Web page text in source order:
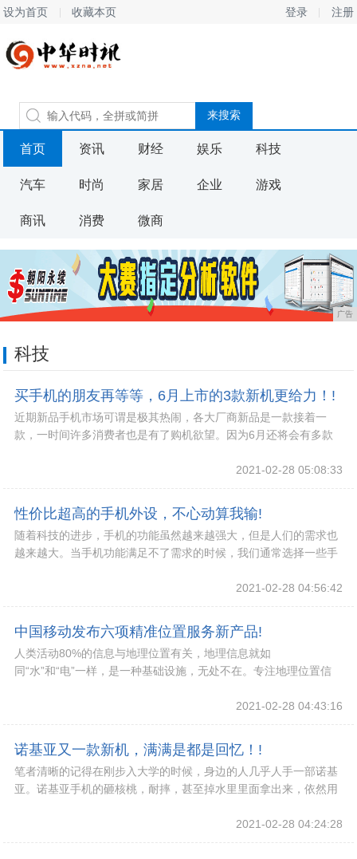
设为首页 收藏本页 登录 注册
首页 资讯 财经 娱乐 科技
汽车 时尚 家居 企业 游戏
商讯 消费 微商
广告
科技
买手机的朋友再等等，6月上市的3款新机更给力！!
近期新品手机市场可谓是极其热闹，各大厂商新品是一款接着一
款，一时间许多消费者也是有了购机欲望。因为6月还将会有多款
2021-02-28 05:08:33
性价比超高的手机外设，不心动算我输!
随着科技的进步，手机的功能虽然越来越强大，但是人们的需求也
越来越大。当手机功能满足不了需求的时候，我们通常选择一些手
2021-02-28 04:56:42
中国移动发布六项精准位置服务新产品!
人类活动80%的信息与地理位置有关，地理信息就如
同“水”和“电”一样，是一种基础设施，无处不在。专注地理位置信
2021-02-28 04:43:16
诺基亚又一款新机，满满是都是回忆！!
笔者清晰的记得在刚步入大学的时候，身边的人几乎人手一部诺基
亚。诺基亚手机的砸核桃，耐摔，甚至掉水里里面拿出来，依然用
2021-02-28 04:24:28